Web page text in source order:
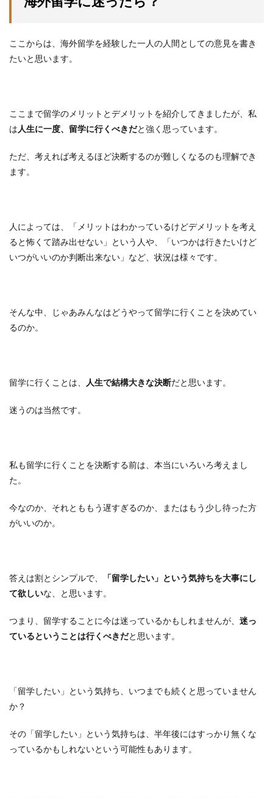
ここからは、海外留学を経験した一人の人間としての意見を書き
たいと思います。
ここまで留学のメリットとデメリットを紹介してきましたが、私
は人生に一度、留学に行くべきだと強く思っています。
ただ、考えれば考えるほど決断するのが難しくなるのも理解でき
ます。
人によっては、「メリットはわかっているけどデメリットを考え
ると怖くて踏み出せない」という人や、「いつかは行きたいけど
いつがいいのか判断出来ない」など、状況は様々です。
そんな中、じゃあみんなはどうやって留学に行くことを決めてい
るのか。
留学に行くことは、 人生で結構大きな決断だと思います。
迷うのは当然です。
私も留学に行くことを決断する前は、本当にいろいろ考えまし
た。
今なのか、それとももう遅すぎるのか、またはもう少し待った方
がいいのか。
答えは割とシンプルで、
「留学したい」という気持ちを大事にし
て欲しいな、と思います。
つまり、留学することに今は迷っているかもしれませんが、 迷っ
ているということは行くべきだと思います。
「留学したい」という気持ち、いつまでも続くと思っていません
か？
その「留学したい」という気持ちは、半年後にはすっかり無くな
っているかもしれないという可能性もあります。